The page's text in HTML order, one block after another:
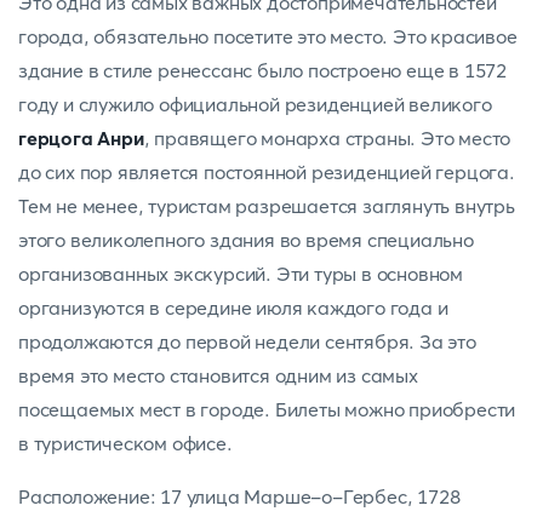
города, обязательно посетите это место. Это красивое
здание в стиле ренессанс было построено еще в 1572
году и служило официальной резиденцией великого
герцога Анри, правящего монарха страны. Это место
до сих пор является постоянной резиденцией герцога.
Тем не менее, туристам разрешается заглянуть внутрь
этого великолепного здания во время специально
организованных экскурсий. Эти туры в основном
организуются в середине июля каждого года и
продолжаются до первой недели сентября. За это
время это место становится одним из самых
посещаемых мест в городе. Билеты можно приобрести
в туристическом офисе.
Расположение: 17 улица Марше-о-Гербес, 1728